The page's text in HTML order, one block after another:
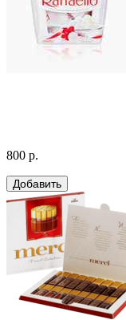
800 р.